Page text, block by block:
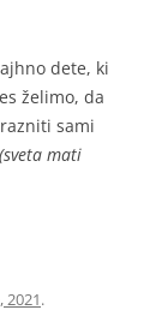
dete, ki
želimo, da
sami
(sveta mati
2021.